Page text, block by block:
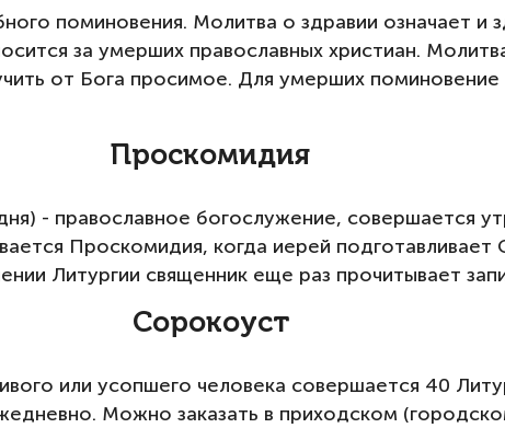
поминовения. Молитва о здравии означает и
за умерших православных христиан.
от Бога просимое. Для умерших
Проскомидия
- православное богослужение, совершается
Проскомидия, когда иерей
Литургии священник еще раз прочитывает
Сорокоуст
или усопшего человека совершается 40
Можно заказать в приходском